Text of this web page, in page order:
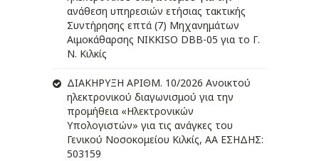
ανάθεση υπηρεσιών ετήσιας τακτικής
Συντήρησης επτά (7) Μηχανημάτων
Αιμοκάθαρσης NIKKISO DBB-05 για το Γ.
Ν. Κιλκίς
ΔIΑΚΗΡΥΞΗ ΑΡIΘΜ. 10/2026 Ανοικτού
ηλεκτρονικού διαγωνισμού για την
προμήθεια «Ηλεκτρονικών
Υπολογιστών» για τις ανάγκες του
Γενικού Νοσοκομείου Κιλκίς, ΑΑ ΕΣΗΔΗΣ:
503159